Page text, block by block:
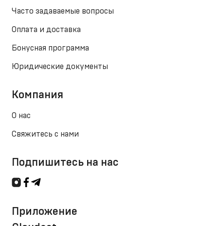
Часто задаваемые вопросы
Оплата и доставка
Бонусная программа
Юридические документы
Компания
О нас
Свяжитесь с нами
Подпишитесь на нас
Приложение